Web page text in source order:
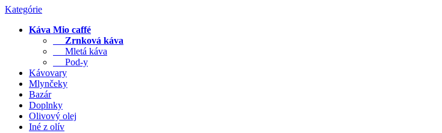
Kategórie
Káva Mio caffé
Zrnková káva
Mletá káva
Pod-y
Kávovary
Mlynčeky
Bazár
Doplnky
Olivový olej
Iné z olív